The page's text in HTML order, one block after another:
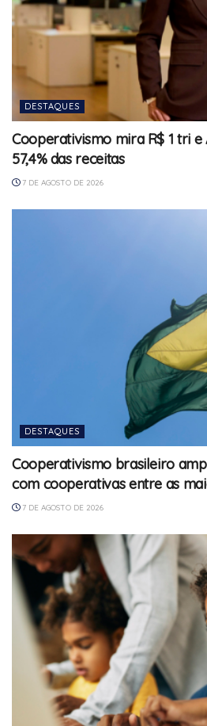
DESTAQUES
Cooperativismo mira R$ 1 tri
57,4% das receitas
7 DE AGOSTO DE 2026
DESTAQUES
Cooperativismo brasileiro
com cooperativas entre as
7 DE AGOSTO DE 2026